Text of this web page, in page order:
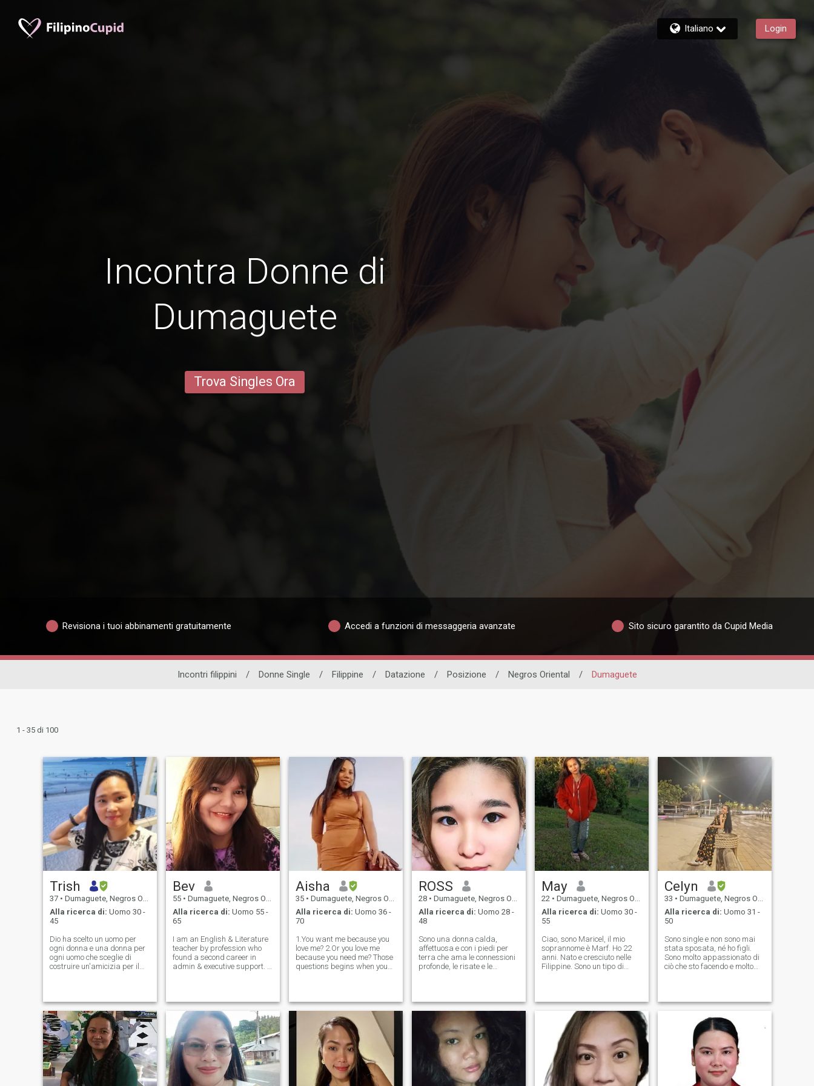
Italiano Login
Incontra Donne di
Dumaguete
Trova Singles Ora
Revisiona i tuoi abbinamenti gratuitamente Accedi a funzioni di messaggeria avanzate Sito sicuro garantito da Cupid Media
Incontri filippini / Donne Single / Filippine / Datazione / Posizione / Negros Oriental / Dumaguete
1 - 35 di 100
Trish
37 • Dumaguete, Negros Oriental, Filippine
Alla ricerca di: Uomo 30 -
45
Dio ha scelto un uomo per
ogni donna e una donna per
ogni uomo che sceglie di
costruire un'amicizia per il
persona semplice - senza
speranza romantica -
amante del caffè - amante
della natura - ama viaggiare
- ama andare in resort di
montagna/spiaggia - non va
al bar/night club - relazione
a lungo termine - Dio teme -
attratto da persone alte e
Bev
55 • Dumaguete, Negros Oriental, Filippine
Alla ricerca di: Uomo 55 -
65
I am an English & Literature
teacher by profession who
found a second career in
admin & executive support. I
movies, conversations, forays
in nature, and health
Aisha
35 • Dumaguete, Negros Oriental, Filippine
Alla ricerca di: Uomo 36 -
70
1.You want me because you
love me? 2.Or you love me
because you need me? Those
questions begins when you
about life, a real one with
purest intention...A man
ROSS
28 • Dumaguete, Negros Oriental, Filippine
Alla ricerca di: Uomo 28 -
48
Sono una donna calda,
affettuosa e con i piedi per
terra che ama le connessioni
profonde, le risate e le
una relazione forte sia
costruita sulla fiducia, il
rispetto e il sostegno
incrollabile. Adoro coccolare e
ho la priorità di rimanere
attivi e sani attraverso lo
yoga e il jogging. Allo stesso
tempo, ho un lato forte e
indipendente – sono una
May
22 • Dumaguete, Negros Oriental, Filippine
Alla ricerca di: Uomo 30 -
55
Ciao, sono Maricel, il mio
soprannome è Marf. Ho 22
anni. Nato e cresciuto nelle
Filippine. Sono un tipo di
comprensivo, persona che
lavora sodo e soprattutto
rispettosa. Amo viaggiare,
guardare film e,
naturalmente, ascoltare
musica motivazionale. Sono
single, e sono nuovo in questo
sito cercando di trovare la
mia metà migliore. Per
Celyn
33 • Dumaguete, Negros Oriental, Filippine
Alla ricerca di: Uomo 31 -
50
Sono single e non sono mai
stata sposata, né ho figli.
Sono molto appassionato di
ciò che sto facendo e molto
natura. Sono una persona
Amo parlare e far sorridere e
ridere alcune persone. Tendo
ad essere una persona molto
attiva quando in termini di
salute e forma. Mi definisco
una persona molto calma,
ottimista e positiva sulla vita.